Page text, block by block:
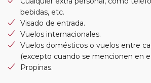
bebidas, etc.
Visado de entrada.
Vuelos internacionales.
Vuelos domésticos o vuelos entre
(excepto cuando se mencionen en
Propinas.